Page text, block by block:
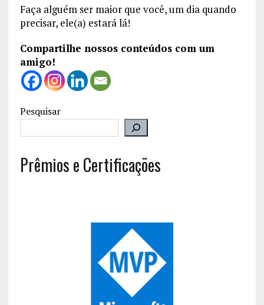
Faça alguém ser maior que você, um dia quando
precisar, ele(a) estará lá!
Compartilhe nossos conteúdos com um
amigo!
Pesquisar
Prêmios e Certificações